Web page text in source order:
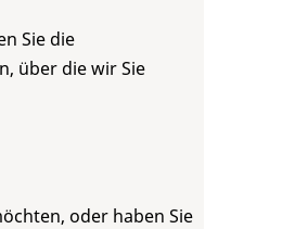
Sie die
über die wir Sie
oder haben Sie